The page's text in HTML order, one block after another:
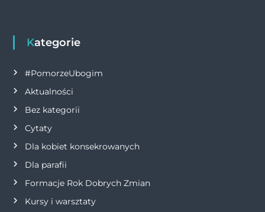
g
c
j
a
w
p
Kategorie
#PomorzeUbogim
Aktualności
Bez kategorii
Cytaty
Dla kobiet konsekrowanych
Dla parafii
Formacje Rok Dobrych Zmian
Kursy i warsztaty